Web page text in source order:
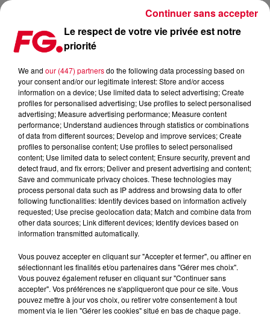
L'UN DES MEILLEURS CLUBS AU MONDE A FERMÉ SES PORTES CE WEEK-
Publié : 2 mai 2023 à 13h37 par Sophie DIAS
Le respect de votre vie privée est notre
priorité
We and our (447) partnersdo the following data processing based on
your consent and/or our legitimate interest: Store and/or access
information on a device; Use limited data to select advertising; Create
profiles for personalised advertising; Use profiles to select personalised
advertising; Measure advertising performance; Measure content
performance; Understand audiences through statistics or combinations
of data from different sources; Develop and improve services; Create
profiles to personalise content; Use profiles to select personalised
content; Use limited data to select content; Ensure security, prevent and
detect fraud, and fix errors; Deliver and present advertising and content;
Save and communicate privacy choices. These technologies may
process personal data such as IP address and browsing data to offer
following functionalities: Identify devices based on information actively
requested; Use precise geolocation data; Match and combine data from
other data sources; Link different devices; Identify devices based on
information transmitted automatically.
Vous pouvez accepter en cliquant sur "Accepter et fermer", ou affiner en
sélectionnant les finalités et/ou partenaires dans "Gérer mes choix".
Vous pouvez également refuser en cliquant sur "Continuer sans
accepter". Vos préférences ne s'appliqueront que pour ce site. Vous
pouvez mettre à jour vos choix, ou retirer votre consentement à tout
moment via le lien "Gérer les cookies" situé en bas de chaque page.
Continuer sans accepter